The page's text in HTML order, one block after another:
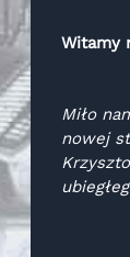
Witamy
Miło
nowej